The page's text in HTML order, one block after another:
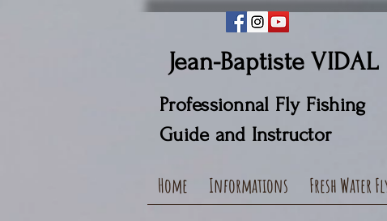
Jean-Baptiste VIDAL
Professionnal Fly Fishing
Guide and Instructor
Home Informations Fresh Water